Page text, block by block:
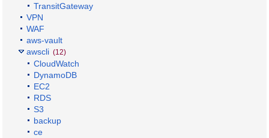
TransitGateway
VPN
WAF
aws-vault
awscli (12)
CloudWatch
DynamoDB
EC2
RDS
S3
backup
ce